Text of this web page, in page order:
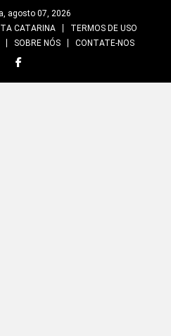
agosto 07, 2026
CATARINA
TERMOS DE USO
SOBRE NÓS CONTATE-NOS